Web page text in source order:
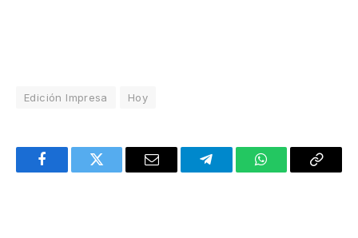
Edición Impresa Hoy
FacebookTwitter Email TelegramWhatsAppCopy